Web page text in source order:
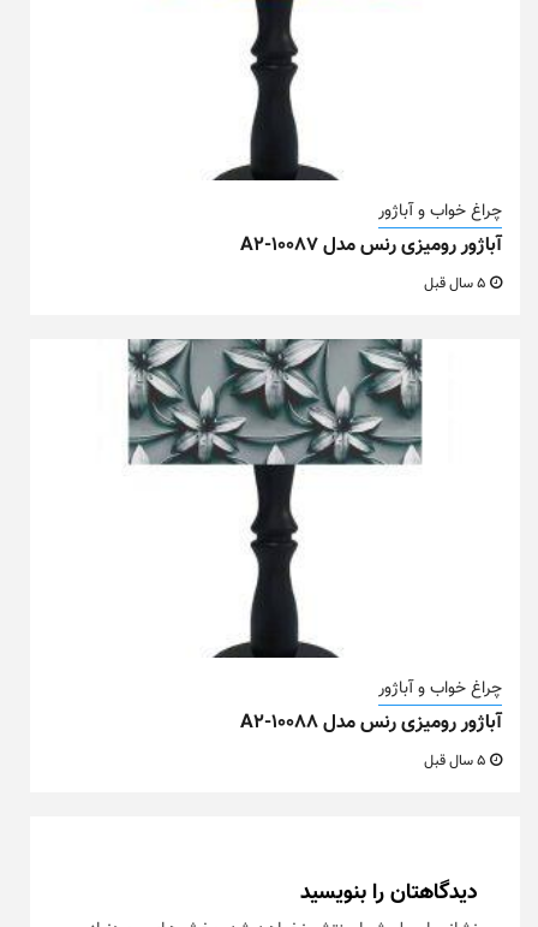
چراغ خواب و آباژور
آباژور رومیزی رنس مدل A2-10087
چراغ خواب و آباژور
آباژور رومیزی رنس مدل A2-10088
دیدگاهتان را بنویسید